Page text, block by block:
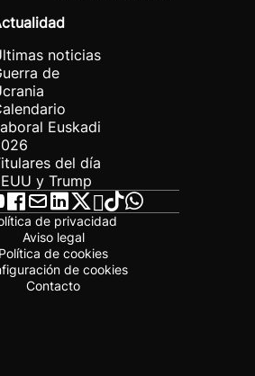
noticias
de
Euskadi
del día
y Trump
de privacidad
Aviso legal
Política de cookies
de cookies
Contacto